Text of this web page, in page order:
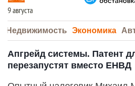
9 августа
Недвижимость Экономика
Апгрейд системы. Патент
перезапустят вместо ЕНВД